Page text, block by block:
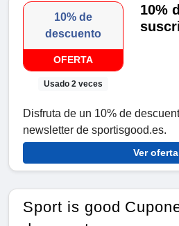
10% de
descuento
OFERTA
Usado 2 veces
10%
Disfruta de un 10% de
newsletter de sportisgood.es.
Ver oferta
Sport is good